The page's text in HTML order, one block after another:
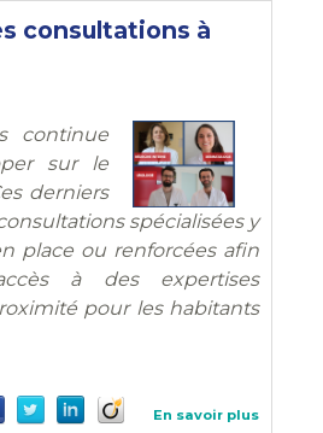
consultations à
continue
sur le
derniers
spécialisées y
place ou renforcées afin
à des expertises
pour les habitants
En savoir plus